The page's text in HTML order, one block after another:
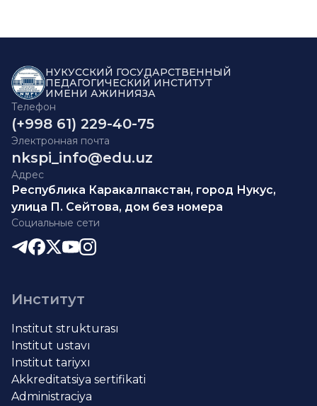
НУКУССКИЙ ГОСУДАРСТВЕННЫЙ
ПЕДАГОГИЧЕСКИЙ ИНСТИТУТ
ИМЕНИ АЖИНИЯЗА
Телефон
(+998 61) 229-40-75
Электронная почта
nkspi_info@edu.uz
Адрес
Республика Каракалпакстан, город Нукус,
улица П. Сейтова, дом без номера
Социальные сети
Институт
Institut strukturası
Institut ustavı
Institut tariyxı
Akkreditatsiya sertifikati
Administraciya